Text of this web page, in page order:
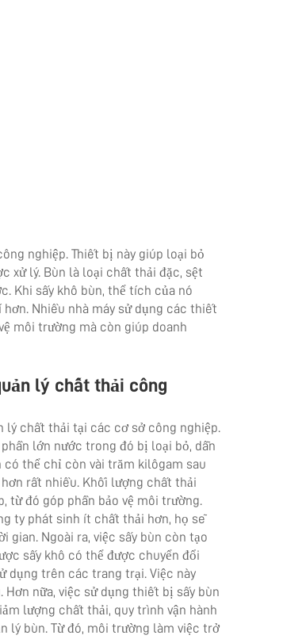
nghiệp. Thiết bị này giúp loại bỏ
xử lý. Bùn là loại chất thải đặc, sệt
Khi sấy khô bùn, thể tích của nó
Nhiều nhà máy sử dụng các thiết
môi trường mà còn giúp doanh
lý chất thải công
lý chất thải tại các cơ sở công nghiệp.
lớn nước trong đó bị loại bỏ, dẫn
có thể chỉ còn vài trăm kilôgam sau
rất nhiều. Khối lượng chất thải
từ đó góp phần bảo vệ môi trường.
ty phát sinh ít chất thải hơn, họ sẽ
Ngoài ra, việc sấy bùn còn tạo
sấy khô có thể được chuyển đổi
dụng trên các trang trại. Việc này
nữa, việc sử dụng thiết bị sấy bùn
lượng chất thải, quy trình vận hành
lý bùn. Từ đó, môi trường làm việc trở